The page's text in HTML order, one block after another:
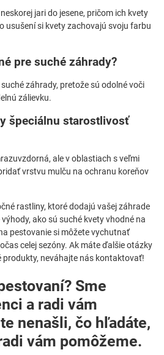
jari do jesene, pričom ich kvety
usušení si kvety zachovajú svoju farbu
pre suché záhrady?
záhrady, pretože sú odolné voči
zálievku.
špeciálnu starostlivosť
ale v oblastiach s veľmi
vrstvu mulču na ochranu koreňov
rastliny, ktoré dodajú vašej záhrade
ako sú suché kvety vhodné na
pestovanie si môžete vychutnať
celej sezóny. Ak máte ďalšie otázky
produkty, neváhajte nás kontaktovať!
Sme
a radi vám
nenašli, čo hľadáte,
vám pomôžeme.